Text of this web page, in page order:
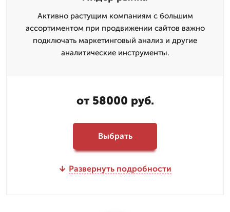
Активно растущим компаниям с большим
ассортиментом при продвижении сайтов важно
подключать маркетинговый анализ и другие
аналитические инструменты.
от 58000 руб.
Выбрать
Развернуть подробности